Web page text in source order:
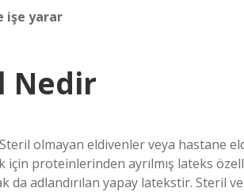
işe yarar
Nedir
olmayan eldivenler veya hastane
proteinlerinden ayrılmış lateks
da adlandırılan yapay latekstir. Steril